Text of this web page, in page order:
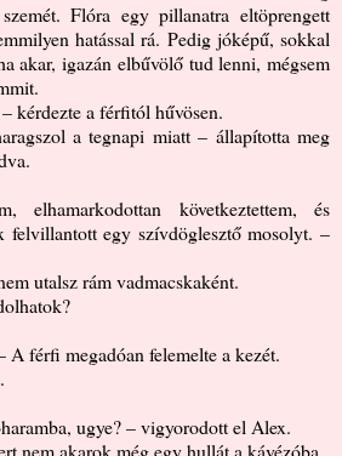
Flóra egy pillanatra eltöprengett
hatással rá. Pedig jóképű, sokkal
akar, igazán elbűvölő tud lenni, mégsem
kérdezte a férfitól hűvösen.
a tegnapi miatt – állapította meg
elhamarkodottan következtettem, és
felvillantott egy szívdöglesztő mosolyt. –
utalsz rám vadmacskaként.
A férfi megadóan felemelte a kezét.
ugye? – vigyorodott el Alex.
nem akarok még egy hullát a kávézóba.